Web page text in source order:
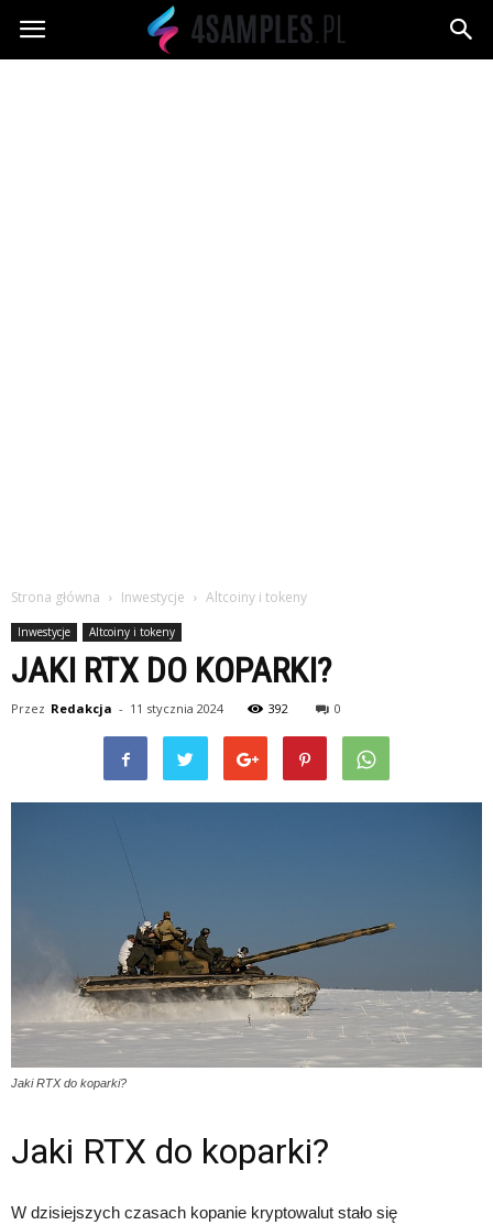
4samples.pl
Strona główna Inwestycje Altcoiny i tokeny
Inwestycje Altcoiny i tokeny
JAKI RTX DO KOPARKI?
Przez Redakcja - 11 stycznia 2024 392 0
Jaki RTX do koparki?
Jaki RTX do koparki?
W dzisiejszych czasach kopanie kryptowalut stało się